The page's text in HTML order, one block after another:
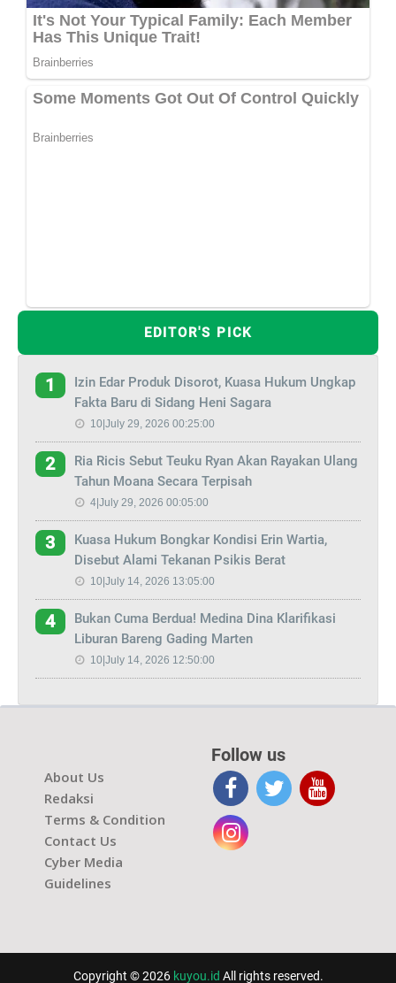
EDITOR'S PICK
1
Izin Edar Produk Disorot, Kuasa Hukum Ungkap
Fakta Baru di Sidang Heni Sagara
10|July 29, 2026 00:25:00
2
Ria Ricis Sebut Teuku Ryan Akan Rayakan Ulang
Tahun Moana Secara Terpisah
4|July 29, 2026 00:05:00
3
Kuasa Hukum Bongkar Kondisi Erin Wartia,
Disebut Alami Tekanan Psikis Berat
10|July 14, 2026 13:05:00
4
Bukan Cuma Berdua! Medina Dina Klarifikasi
Liburan Bareng Gading Marten
10|July 14, 2026 12:50:00
About Us
Redaksi
Terms & Condition
Contact Us
Cyber Media
Guidelines
Follow us
Copyright © 2026 kuyou.id All rights reserved.